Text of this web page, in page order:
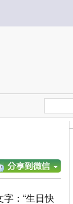
：“生日快